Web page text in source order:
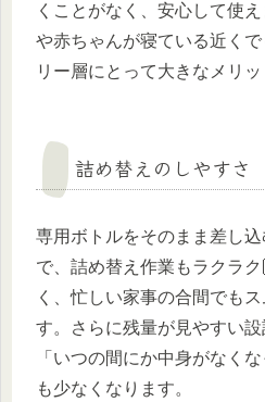
くことがなく、安心して使
や赤ちゃんが寝ている近く
リー層にとって大きなメリッ
詰め替えのしやすさ
専用ボトルをそのまま差し
で、詰め替え作業もラクラ
く、忙しい家事の合間でも
す。さらに残量が見やすい設
「いつの間にか中身がなく
も少なくなります。